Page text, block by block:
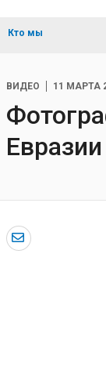
Кто мы
ВИДЕО 11 МАРТА
Евразии